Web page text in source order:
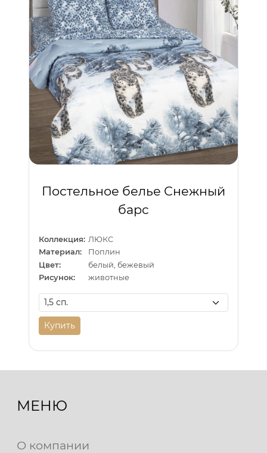
Постельное белье Снежный
барс
Коллекция: ЛЮКС
Материал:
Поплин
Цвет:
белый, бежевый
Рисунок:
животные
Купить
МЕНЮ
О компании